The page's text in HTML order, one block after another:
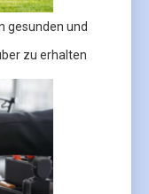
gesunden und
zu erhalten